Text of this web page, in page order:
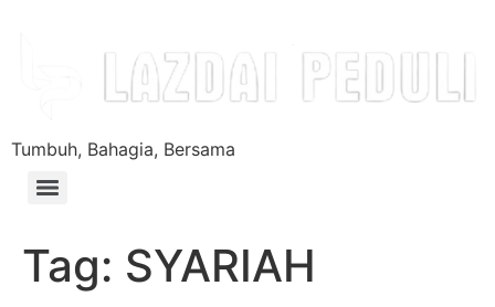
Tumbuh, Bahagia, Bersama
Tag: SYARIAH